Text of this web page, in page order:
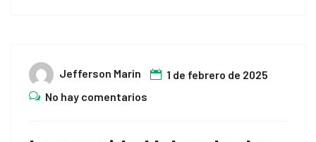
Jefferson Marin
1 de febrero de 2025
No hay comentarios